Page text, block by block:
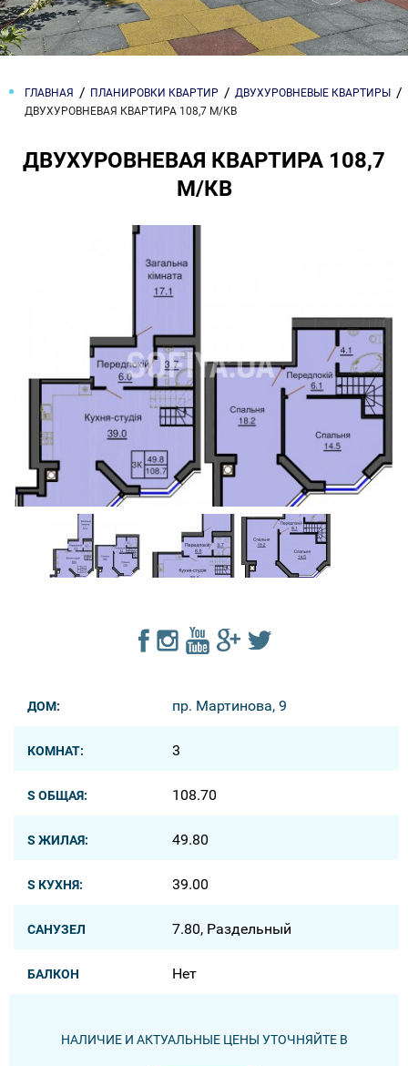
ГЛАВНАЯ ПЛАНИРОВКИ КВАРТИР
ДВУХУРОВНЕВЫЕ КВАРТИРЫ
ДВУХУРОВНЕВАЯ КВАРТИРА 108,7 М/КВ
ДВУХУРОВНЕВАЯ КВАРТИРА 108,7
М/КВ
ДОМ: пр. Мартинова, 9
КОМНАТ: 3
S ОБЩАЯ: 108.70
S ЖИЛАЯ: 49.80
S КУХНЯ: 39.00
САНУЗЕЛ 7.80, Раздельный
БАЛКОН Нет
НАЛИЧИЕ И АКТУАЛЬНЫЕ ЦЕНЫ УТОЧНЯЙТЕ В